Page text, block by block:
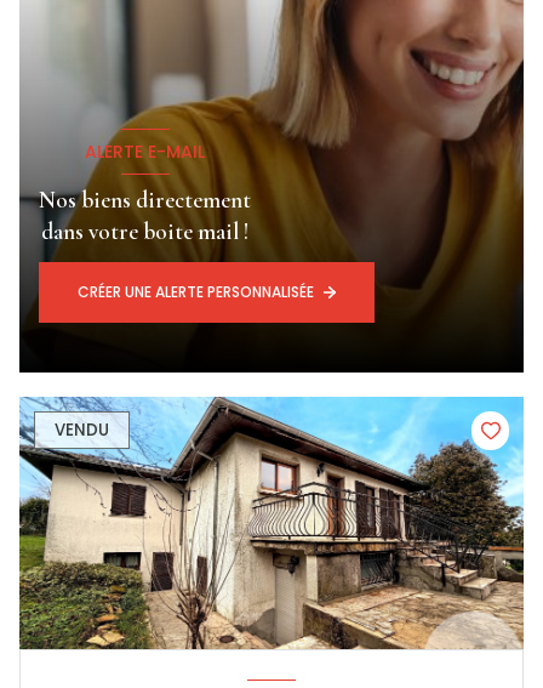
ALERTE E-MAIL
Nos biens directement
dans votre boite mail !
CRÉER UNE ALERTE PERSONNALISÉE
VENDU